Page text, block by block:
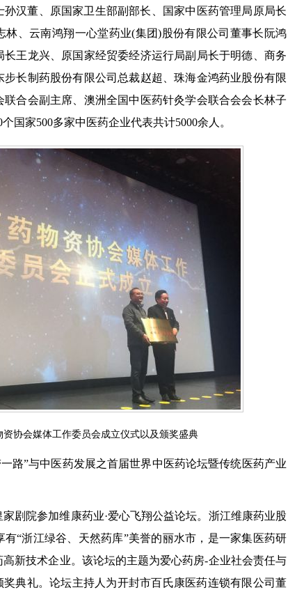
汉董、原国家卫生部副部长、国家中医药管理局原局长
林、云南鸿翔一心堂药业(集团)股份有限公司董事长阮鸿
王龙兴、原国家经贸委经济运行局副局长于明德、商务
长制药股份有限公司总裁赵超、珠海金鸿药业股份有限
合会副主席、澳洲全国中医药针灸学会联合会会长林子
国家500多家中医药企业代表共计5000余人。
资协会媒体工作委员会成立仪式以及颁奖盛典
一路”与中医药发展之首届世界中医药论坛暨传统医药产业
剧院参加维康药业·爱心飞翔公益论坛。浙江维康药业股
“浙江绿谷、天然药库”美誉的丽水市，是一家集医药研
新技术企业。该论坛的主题为爱心药房-企业社会责任与
典礼。论坛主持人为开封市百氏康医药连锁有限公司董